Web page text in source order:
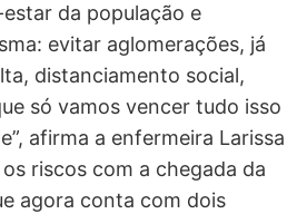
da população e
evitar aglomerações, já
distanciamento social,
só vamos vencer tudo isso
afirma a enfermeira Larissa
riscos com a chegada da
agora conta com dois